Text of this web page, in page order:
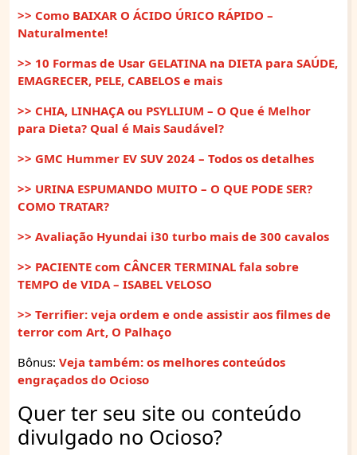
>> Como BAIXAR O ÁCIDO ÚRICO RÁPIDO –
Naturalmente!
>> 10 Formas de Usar GELATINA na DIETA para SAÚDE,
EMAGRECER, PELE, CABELOS e mais
>> CHIA, LINHAÇA ou PSYLLIUM – O Que é Melhor
para Dieta? Qual é Mais Saudável?
>> GMC Hummer EV SUV 2024 – Todos os detalhes
>> URINA ESPUMANDO MUITO – O QUE PODE SER?
COMO TRATAR?
>> Avaliação Hyundai i30 turbo mais de 300 cavalos
>> PACIENTE com CÂNCER TERMINAL fala sobre
TEMPO de VIDA – ISABEL VELOSO
>> Terrifier: veja ordem e onde assistir aos filmes de
terror com Art, O Palhaço
Bônus: Veja também: os melhores conteúdos
engraçados do Ocioso
Quer ter seu site ou conteúdo
divulgado no Ocioso?